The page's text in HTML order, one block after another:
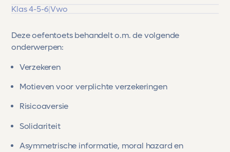
Klas 4-5-6|Vwo
Deze oefentoets behandelt o.m. de volgende
onderwerpen:
Verzekeren
Motieven voor verplichte verzekeringen
Risicoaversie
Solidariteit
Asymmetrische informatie, moral hazard en